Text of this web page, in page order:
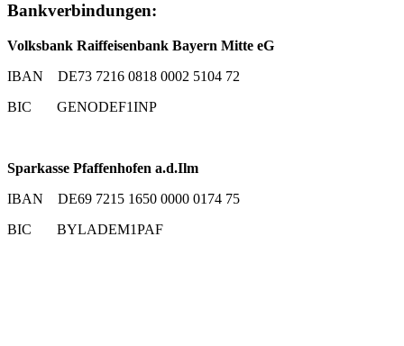
Bankverbindungen:
Volksbank Raiffeisenbank Bayern Mitte eG
IBAN DE73 7216 0818 0002 5104 72
BIC GENODEF1INP
Sparkasse Pfaffenhofen a.d.Ilm
IBAN DE69 7215 1650 0000 0174 75
BIC BYLADEM1PAF